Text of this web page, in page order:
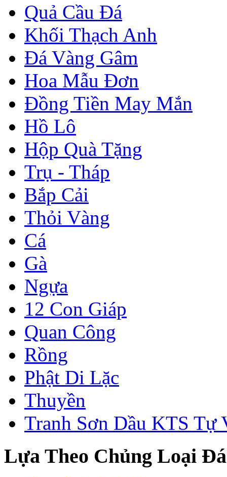
Quả Cầu Đá
Khối Thạch Anh
Đá Vàng Gâm
Hoa Mẫu Đơn
Đồng Tiền May Mắn
Hồ Lô
Hộp Quà Tặng
Trụ - Tháp
Bắp Cải
Thỏi Vàng
Cá
Gà
Ngựa
12 Con Giáp
Quan Công
Rồng
Phật Di Lặc
Thuyền
Tranh Sơn Dầu KTS Tự
Lựa Theo Chủng Loại Đá